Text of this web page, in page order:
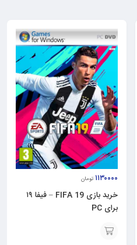
۱۱۳۰۰۰۰ تومان
خرید بازی FIFA 19 – فیفا ۱۹
برای PC